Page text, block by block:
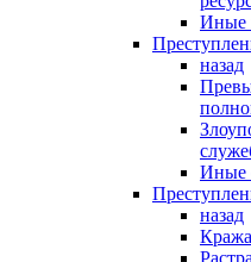
Иные
назад
Иные
назад
Кража